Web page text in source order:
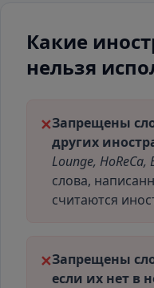
Какие
нельзя
✕Запрещены
других
Lounge, HoReCa,
слова,
считаются
✕Запрещены
если их нет в